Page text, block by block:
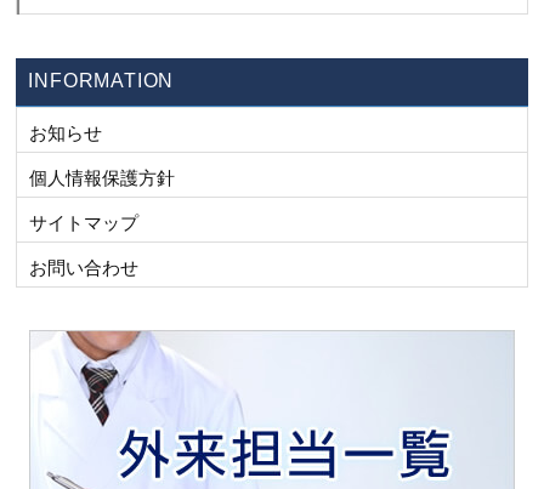
INFORMATION
お知らせ
個人情報保護方針
サイトマップ
お問い合わせ